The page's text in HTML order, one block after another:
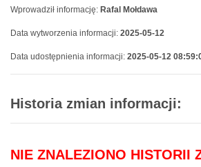
Wprowadził informację: Rafal Mołdawa
Data wytworzenia informacji: 2025-05-12
Data udostępnienia informacji: 2025-05-12
Historia zmian informacji:
NIE ZNALEZIONO HISTORII